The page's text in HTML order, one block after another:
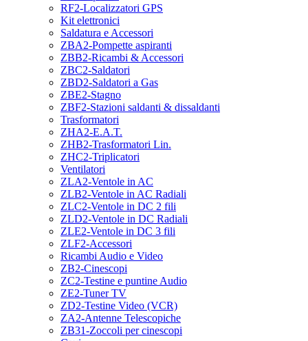
RF2-Localizzatori GPS
Kit elettronici
Saldatura e Accessori
ZBA2-Pompette aspiranti
ZBB2-Ricambi & Accessori
ZBC2-Saldatori
ZBD2-Saldatori a Gas
ZBE2-Stagno
ZBF2-Stazioni saldanti & dissaldanti
Trasformatori
ZHA2-E.A.T.
ZHB2-Trasformatori Lin.
ZHC2-Triplicatori
Ventilatori
ZLA2-Ventole in AC
ZLB2-Ventole in AC Radiali
ZLC2-Ventole in DC 2 fili
ZLD2-Ventole in DC Radiali
ZLE2-Ventole in DC 3 fili
ZLF2-Accessori
Ricambi Audio e Video
ZB2-Cinescopi
ZC2-Testine e puntine Audio
ZE2-Tuner TV
ZD2-Testine Video (VCR)
ZA2-Antenne Telescopiche
ZB31-Zoccoli per cinescopi